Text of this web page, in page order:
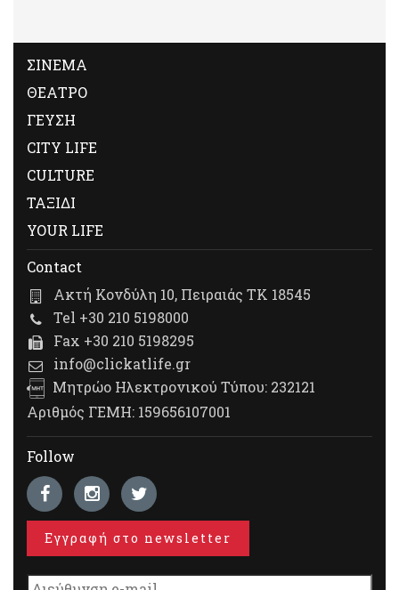
ΣΙΝΕΜΑ
ΘΕΑΤΡΟ
ΓΕΥΣΗ
CITY LIFE
CULTURE
ΤΑΞΙΔΙ
YOUR LIFE
Contact
Ακτή Κονδύλη 10, Πειραιάς ΤΚ 18545
Tel +30 210 5198000
Fax +30 210 5198295
info@clickatlife.gr
Μητρώο Ηλεκτρονικού Τύπου: 232121
Αριθμός ΓΕΜΗ: 159656107001
Follow
Εγγραφή στο newsletter